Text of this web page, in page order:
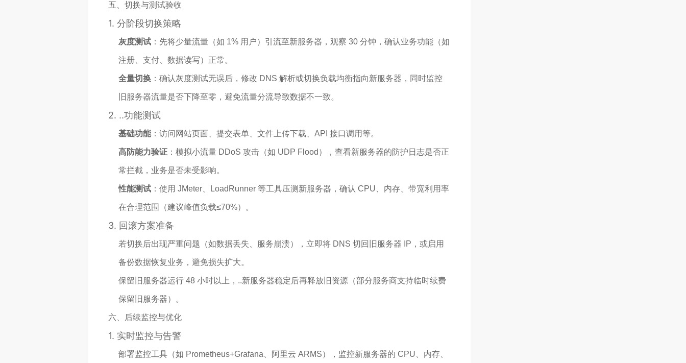
五、切换与测试验收
1. 分阶段切换策略
灰度测试 ：先将少量流量（如 1% 用户）引流至新服务器，观察 30 分钟，确认业务功能（如
注册、支付、数据读写）正常。
全量切换 ：确认灰度测试无误后，修改 DNS 解析或切换负载均衡指向新服务器，同时监控
旧服务器流量是否下降至零，避免流量分流导致数据不一致。
2. ..功能测试
基础功能：访问网站页面、提交表单、文件上传下载、API 接口调用等。
高防能力验证 ：模拟小流量 DDoS 攻击（如 UDP Flood），查看新服务器的防护日志是否正
常拦截，业务是否未受影响。
性能测试 ：使用 JMeter、LoadRunner 等工具压测新服务器，确认 CPU、内存、带宽利用率
在合理范围（建议峰值负载≤70%）。
3. 回滚方案准备
若切换后出现严重问题（如数据丢失、服务崩溃），立即将 DNS 切回旧服务器 IP，或启用
备份数据恢复业务，避免损失扩大。
保留旧服务器运行 48 小时以上，..新服务器稳定后再释放旧资源（部分服务商支持临时续费
保留旧服务器）。
六、后续监控与优化
1. 实时监控与告警
部署监控工具（如 Prometheus+Grafana、阿里云 ARMS），监控新服务器的 CPU、内存、